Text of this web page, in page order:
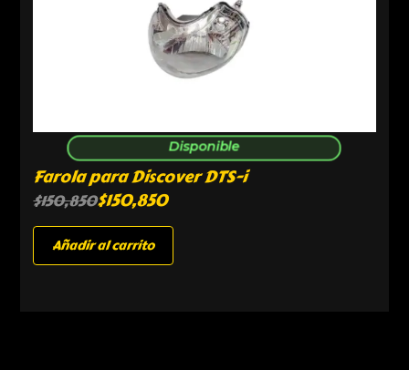
Disponible
Farola para Discover DTS-i
$150,850$150,850
Añadir al carrito